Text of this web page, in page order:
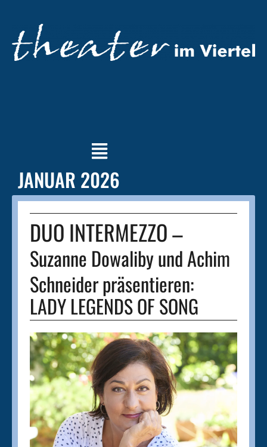
JANUAR 2026
DUO INTERMEZZO –
Suzanne Dowaliby und Achim
Schneider präsentieren:
LADY LEGENDS OF SONG